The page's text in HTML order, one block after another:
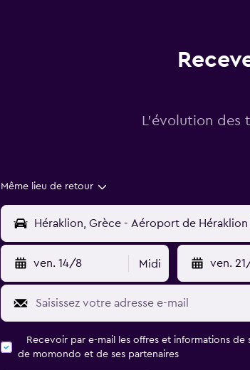
L’évolution
Même lieu de retour
ven. 14/8 Midi ven.
Recevoir par e-mail les offres et informations de
de momondo et de ses partenaires